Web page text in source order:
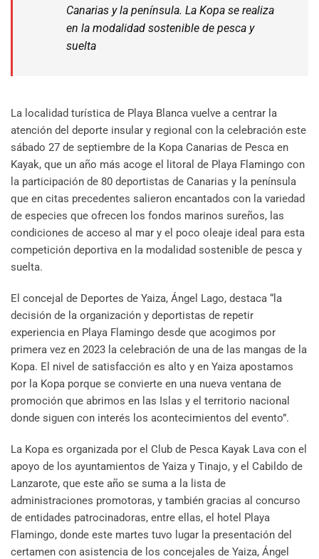
Canarias y la península. La Kopa se realiza
en la modalidad sostenible de pesca y
suelta
La localidad turística de Playa Blanca vuelve a centrar la
atención del deporte insular y regional con la celebración este
sábado 27 de septiembre de la Kopa Canarias de Pesca en
Kayak, que un año más acoge el litoral de Playa Flamingo con
la participación de 80 deportistas de Canarias y la península
que en citas precedentes salieron encantados con la variedad
de especies que ofrecen los fondos marinos sureños, las
condiciones de acceso al mar y el poco oleaje ideal para esta
competición deportiva en la modalidad sostenible de pesca y
suelta.
El concejal de Deportes de Yaiza, Ángel Lago, destaca “la
decisión de la organización y deportistas de repetir
experiencia en Playa Flamingo desde que acogimos por
primera vez en 2023 la celebración de una de las mangas de la
Kopa. El nivel de satisfacción es alto y en Yaiza apostamos
por la Kopa porque se convierte en una nueva ventana de
promoción que abrimos en las Islas y el territorio nacional
donde siguen con interés los acontecimientos del evento”.
La Kopa es organizada por el Club de Pesca Kayak Lava con el
apoyo de los ayuntamientos de Yaiza y Tinajo, y el Cabildo de
Lanzarote, que este año se suma a la lista de
administraciones promotoras, y también gracias al concurso
de entidades patrocinadoras, entre ellas, el hotel Playa
Flamingo, donde este martes tuvo lugar la presentación del
certamen con asistencia de los concejales de Yaiza, Ángel